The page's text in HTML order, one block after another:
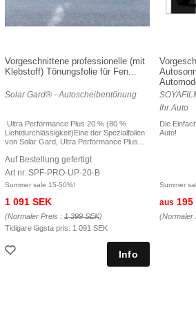
Vorgeschnittene professionelle (mit
Klebstoff) Tönungsfolie für Fen...
Solar Gard® - Autoscheibentönung
Ultra Performance Plus 20 % (80 %
Lichtdurchlässigkeit)Eine der Spezialfolien
von Solar Gard, Ultra Performance Plus...
Auf Bestellung gefertigt
Art nr. SPF-PRO-UP-20-B
Summer sale 15-50%!
1 091 SEK
(Normaler Preis : 1 399 SEK)
Tidigare lägsta pris: 1 091 SEK
Ihr Auto
Die
Auto!
Summer
aus 195
(Normaler